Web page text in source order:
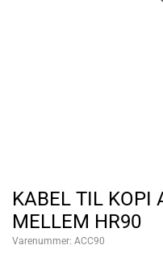
KABEL TIL KOPI
MELLEM HR90
Varenummer: ACC90